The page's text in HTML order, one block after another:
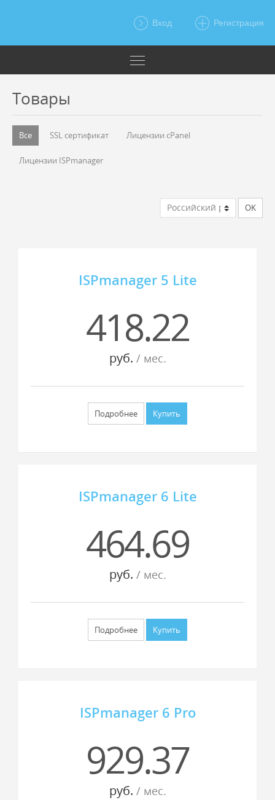
Вход Регистрация
Товары
Все SSL сертификат Лицензии cPanel
Лицензии ISPmanager
ISPmanager 5 Lite
418.22
руб. / мес.
Подробнее Купить
ISPmanager 6 Lite
464.69
руб. / мес.
Подробнее Купить
ISPmanager 6 Pro
929.37
руб. / мес.